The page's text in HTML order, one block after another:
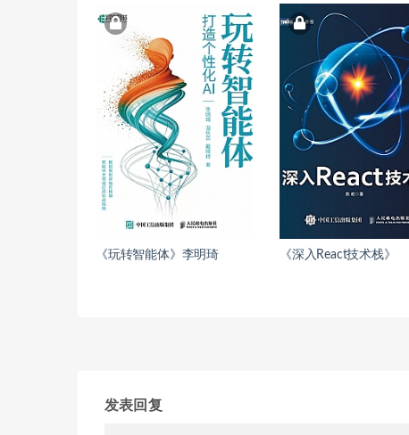
《玩转智能体》李明琦 《深入React技术栈》
发表回复